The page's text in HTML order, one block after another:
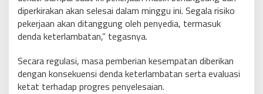
diperkirakan akan selesai dalam minggu ini. Segala risiko
pekerjaan akan ditanggung oleh penyedia, termasuk
denda keterlambatan,” tegasnya.
Secara regulasi, masa pemberian kesempatan diberikan
dengan konsekuensi denda keterlambatan serta evaluasi
ketat terhadap progres penyelesaian.